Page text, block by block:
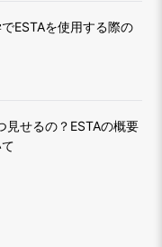
ESTAを使用する際の
見せるの？ESTAの概要